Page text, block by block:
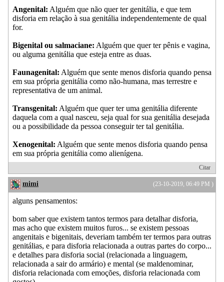
Angenital: Alguém que não quer ter genitália, e que tem
disforia em relação à sua genitália independentemente de qual
for.
Bigenital ou salmaciane: Alguém que quer ter pênis e vagina,
ou alguma genitália que esteja entre as duas.
Faunagenital: Alguém que sente menos disforia quando pensa
em sua própria genitália como não-humana, mas terrestre e
representativa de um animal.
Transgenital: Alguém que quer ter uma genitália diferente
daquela com a qual nasceu, seja qual for sua genitália desejada
ou a possibilidade da pessoa conseguir ter tal genitália.
Xenogenital: Alguém que sente menos disforia quando pensa
em sua própria genitália como alienígena.
Citar
(23-10-2019, 06:49 PM )
mimi
alguns pensamentos:
bom saber que existem tantos termos para detalhar disforia,
mas acho que existem muitos furos... se existem pessoas
angenitais e bigenitais, deveriam também ter termos para outras
genitálias, e para disforia relacionada a outras partes do corpo...
e detalhes para disforia social (relacionada a linguagem,
relacionada a sair do armário) e mental (se maldenominar,
disforia relacionada com emoções, disforia relacionada com